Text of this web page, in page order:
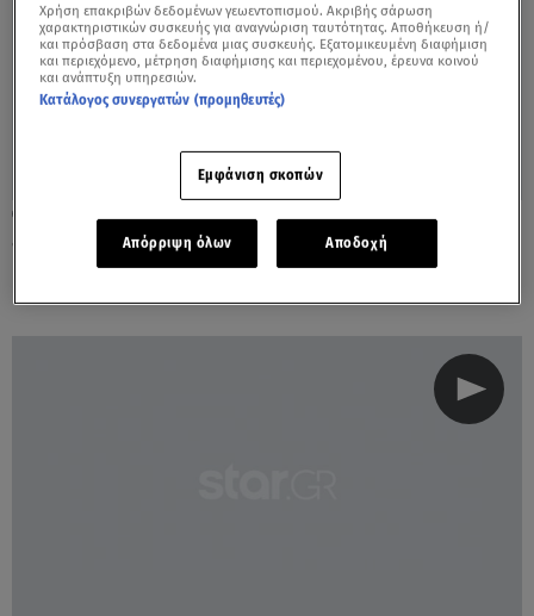
«Οι 100»: Πρεμιέρα απόψε με τον Λ.
Κουτσόπουλο και τη Ν. Εξηνταβελώνη
Χρήση επακριβών δεδομένων γεωεντοπισμού. Ακριβής σάρωση
χαρακτηριστικών συσκευής για αναγνώριση ταυτότητας. Αποθήκευση ή/
και πρόσβαση στα δεδομένα μιας συσκευής. Εξατομικευμένη διαφήμιση
και περιεχόμενο, μέτρηση διαφήμισης και περιεχομένου, έρευνα κοινού
και ανάπτυξη υπηρεσιών.
Κατάλογος συνεργατών (προμηθευτές)
Εμφάνιση σκοπών
Απόρριψη όλων Αποδοχή